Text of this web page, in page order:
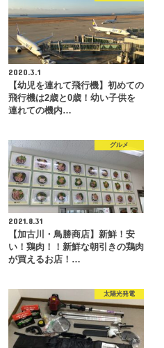
2020.3.1
【幼児を連れて飛行機】初めての
飛行機は2歳と0歳！幼い子供を
連れての機内…
グルメ
2021.8.31
【加古川・鳥勝商店】新鮮！安
い！鶏肉！！新鮮な朝引きの鶏肉
が買えるお店！…
太陽光発電